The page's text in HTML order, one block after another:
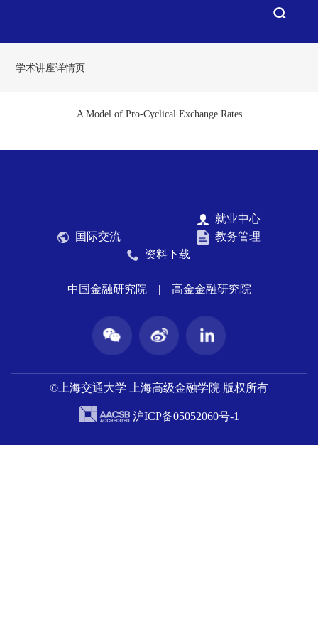
学术讲座详情页
A Model of Pro-Cyclical Exchange Rates
就业中心
国际交流
教务管理
资料下载
中国金融研究院 | 高金金融研究院
©上海交通大学 上海高级金融学院 版权所有
沪ICP备05052060号-1